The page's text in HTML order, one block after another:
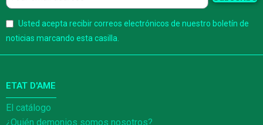
Usted acepta recibir correos electrónicos de nuestro boletín de
noticias marcando esta casilla.
El catálogo
¿Quién demonios somos nosotros?
ETAT D'AME